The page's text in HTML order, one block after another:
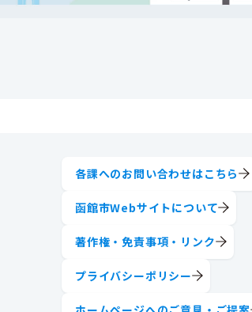
各課へのお問い合わせはこちら
函館市Webサイトについて
著作権・免責事項・リンク
プライバシーポリシー